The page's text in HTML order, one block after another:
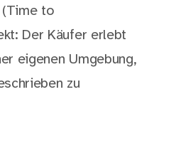
(Time to
Der Käufer erlebt
eigenen Umgebung,
zu